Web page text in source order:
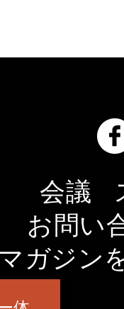
会議
お問い
ガジン